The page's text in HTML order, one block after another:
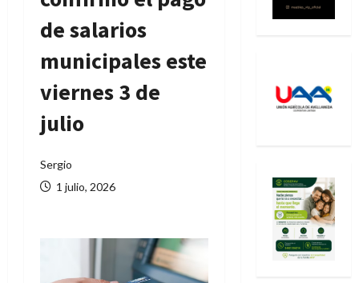
de salarios
municipales este
viernes 3 de
julio
Sergio
1 julio, 2026